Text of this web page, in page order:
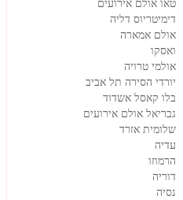
טאו אולם אירועים
דימיטריוס דליה
אולם אמארה
ואסקו
אולמי טרויה
יורדי הסירה תל אביב
בלו קאסל אשדוד
גבריאל אולם אירועים
שלומית אזרד
עדיה
הרמוזו
דוריה
נסיה